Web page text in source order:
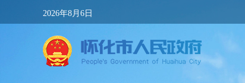
2026年8月6日